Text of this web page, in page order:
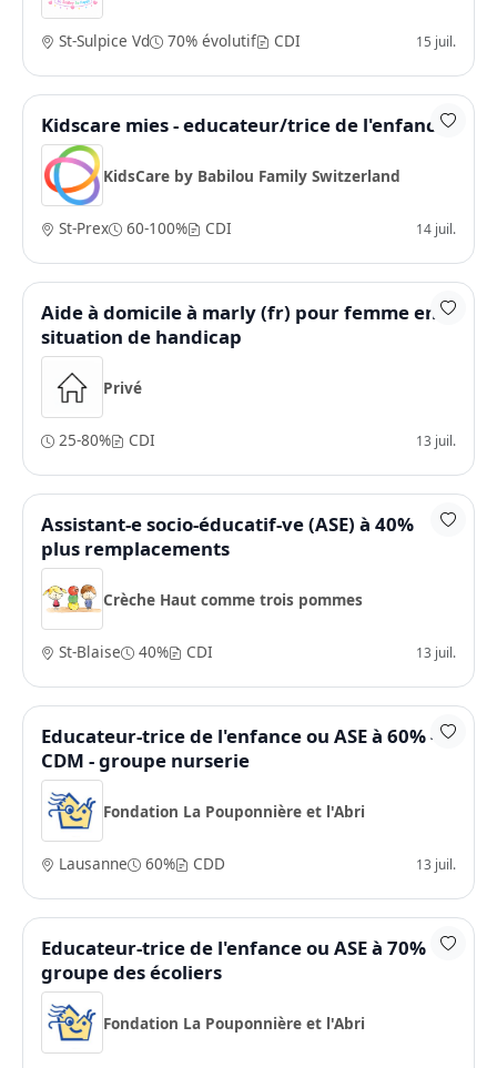
St-Sulpice Vd 70% évolutif CDI 15 juil.
Kidscare mies - educateur/trice de l'enfance
KidsCare by Babilou Family Switzerland
St-Prex 60-100% CDI 14 juil.
Aide à domicile à marly (fr) pour femme en
situation de handicap
Privé
25-80% CDI 13 juil.
Assistant-e socio-éducatif-ve (ASE) à 40%
plus remplacements
Crèche Haut comme trois pommes
St-Blaise 40% CDI 13 juil.
Educateur-trice de l'enfance ou ASE à 60% -
CDM - groupe nurserie
Fondation La Pouponnière et l'Abri
Lausanne 60% CDD 13 juil.
Educateur-trice de l'enfance ou ASE à 70%
groupe des écoliers
Fondation La Pouponnière et l'Abri